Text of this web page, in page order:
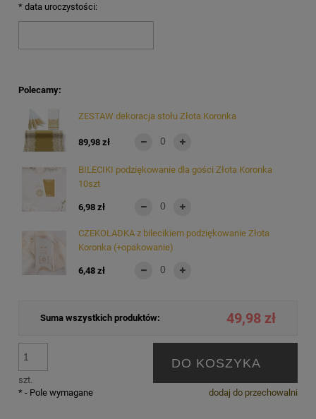
* data uroczystości:
Polecamy:
BILECIKI podziękowanie dla gości Złota Koronka
10szt
6,98 zł
ZESTAW dekoracja stołu Złota Koronka
89,98 zł
CZEKOLADKA z bilecikiem podziękowanie Złota
Koronka (+opakowanie)
6,48 zł
Suma wszystkich produktów: 49,98 zł
szt.
DO KOSZYKA
dodaj do przechowalni
* - Pole wymagane